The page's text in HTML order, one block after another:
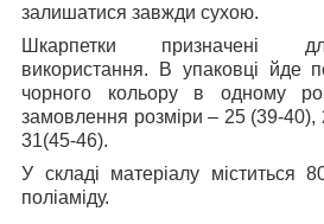
залишатися завжди сухою.
Шкарпетки призначені
використання. В упаковці йде
чорного кольору в одному
замовлення розміри – 25 (39-40),
31(45-46).
У складі матеріалу міститься
поліаміду.